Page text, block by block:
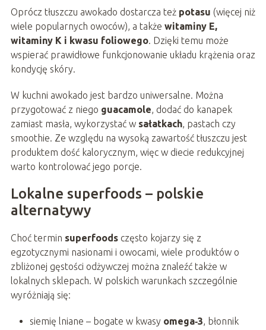
Oprócz tłuszczu awokado dostarcza też potasu (więcej niż
wiele popularnych owoców), a także witaminy E,
witaminy K i kwasu foliowego. Dzięki temu może
wspierać prawidłowe funkcjonowanie układu krążenia oraz
kondycję skóry.
W kuchni awokado jest bardzo uniwersalne. Można
przygotować z niego guacamole, dodać do kanapek
zamiast masła, wykorzystać w sałatkach, pastach czy
smoothie. Ze względu na wysoką zawartość tłuszczu jest
produktem dość kalorycznym, więc w diecie redukcyjnej
warto kontrolować jego porcje.
Lokalne superfoods – polskie
alternatywy
Choć termin superfoodsczęsto kojarzy się z
egzotycznymi nasionami i owocami, wiele produktów o
zbliżonej gęstości odżywczej można znaleźć także w
lokalnych sklepach. W polskich warunkach szczególnie
wyróżniają się:
siemię lniane – bogate w kwasy omega‑3, błonnik